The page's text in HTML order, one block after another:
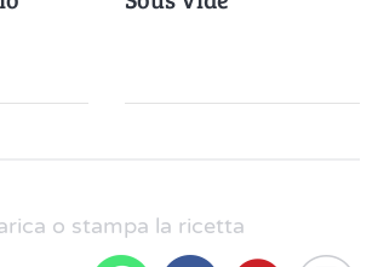
o stampa la ricetta